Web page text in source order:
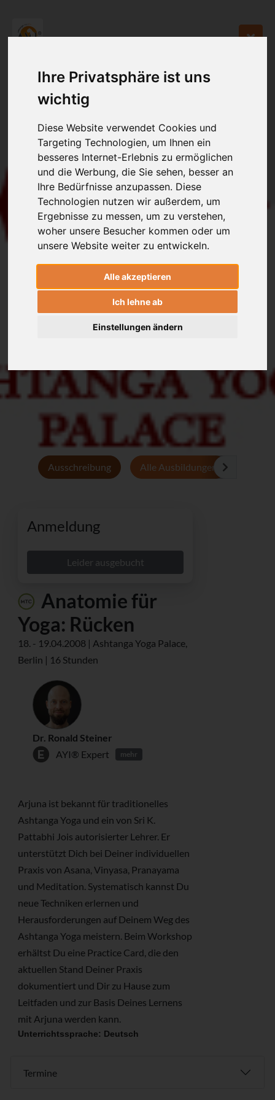
Ihre Privatsphäre ist uns
wichtig
Diese Website verwendet Cookies und
Targeting Technologien, um Ihnen ein
besseres Internet-Erlebnis zu ermöglichen
und die Werbung, die Sie sehen, besser an
Ihre Bedürfnisse anzupassen. Diese
Technologien nutzen wir außerdem, um
Ergebnisse zu messen, um zu verstehen,
woher unsere Besucher kommen oder um
unsere Website weiter zu entwickeln.
Alle akzeptieren
Ich lehne ab
Einstellungen ändern
Ausschreibung Alle Ausbildungen
Anmeldung
Leider ausgebucht
Anatomie für
Yoga: Rücken
18. - 19.04.2008 | Ashtanga Yoga Palace,
Berlin | 16 Stunden
Dr. Ronald Steiner
AYI® Expert
mehr
Arjuna ist bekannt für traditionelles
Ashtanga Yoga und ein von Sri K.
Pattabhi Jois autorisierter Lehrer. Er
unterstützt Dich bei Deiner individuellen
Praxis von Asana, Vinyasa, Pranayama
und Meditation. Systematisch kannst Du
neue Techniken erlernen und
Herausforderungen auf Deinem Weg des
Ashtanga Yoga meistern. Beim Workshop
erhältst Du eine Practice Card, die den
aktuellen Stand Deiner Praxis
dokumentiert und Dir zu Hause zum
Leitfaden und zur Basis Deines Lernens
mit Arjuna werden kann.
Unterrichtssprache: Deutsch
Termine